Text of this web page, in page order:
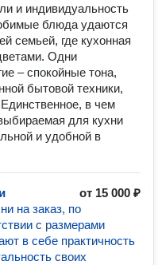
и индивидуальность
блюда удаются
семьей, где кухонная
Одни
– спокойные тона,
бытовой техники,
в чем
для кухни
и удобной в
от 15 000 ₽
на заказ, по
с размерами
в себе практичность
своих